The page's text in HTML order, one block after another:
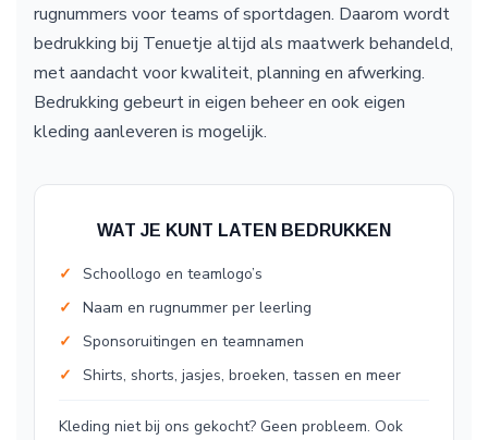
rugnummers voor teams of sportdagen. Daarom wordt
bedrukking bij Tenuetje altijd als maatwerk behandeld,
met aandacht voor kwaliteit, planning en afwerking.
Bedrukking gebeurt in eigen beheer en ook eigen
kleding aanleveren is mogelijk.
WAT JE KUNT LATEN BEDRUKKEN
Schoollogo en teamlogo’s
Naam en rugnummer per leerling
Sponsoruitingen en teamnamen
Shirts, shorts, jasjes, broeken, tassen en meer
Kleding niet bij ons gekocht? Geen probleem. Ook